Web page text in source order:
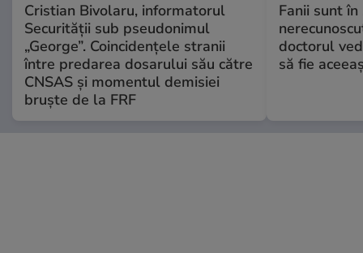
Cristian Bivolaru, informatorul
Securității sub pseudonimul
„George”. Coincidențele stranii
între predarea dosarului său către
CNSAS și momentul demisiei
bruște de la FRF
Fanii sunt în
doctorul
să fie